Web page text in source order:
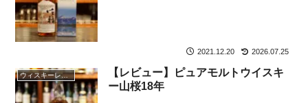
2021.12.20 2026.07.25
ウィスキーレビュー
【レビュー】ピュアモルトウイスキ
ー山桜18年